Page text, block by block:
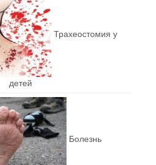
Трахеостомия у
детей
Болезнь